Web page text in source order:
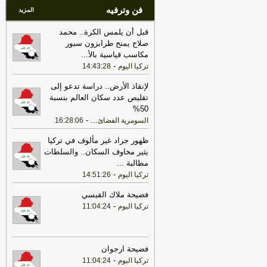
فن وترفيه المزيد
قبل أن يلمس الكرة.. محمد
صلاح يمنح طرابزون سبور
مكاسب قياسية بالأ...
تركيا اليوم -
14:43:28
لإنقاذ الأرض.. دراسة تدعو إلى
تقليص عدد سكان العالم بنسبة
50%
السومرية الفضائ...
-
16:28:06
ظهور جراد غير مألوف في تركيا
يثير مخاوف السكان.. والسلطات
مطالبة ...
تركيا اليوم -
14:51:26
فضيحة ملاك القيسي
تركيا اليوم -
11:04:24
فضيحة ارجوان
تركيا اليوم -
11:04:24